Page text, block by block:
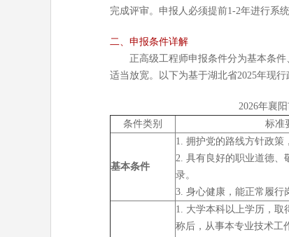
完成评审。申报人必须提前1-2年进行系
二、申报条件详解
正高级工程师申报条件分为基本条
适当放宽。以下为基于湖北省2025年现
2026年襄
条件类别
标准
基本条件
1. 拥护党的路线方针政策
2. 具有良好的职业道德、
录。
3. 身心健康，能正常履行
1. 大学本科以上学历，取
称后，从事本专业技术工